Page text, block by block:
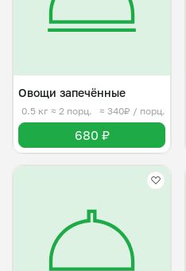
Овощи запечённые
0.5 кг ≈ 2 порц. ≈ 340₽ / порц.
680 ₽